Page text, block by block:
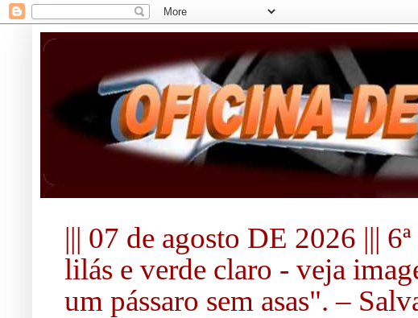
||| 07 de agosto DE 2026 |||
lilás e verde claro - veja
um pássaro sem asas". –